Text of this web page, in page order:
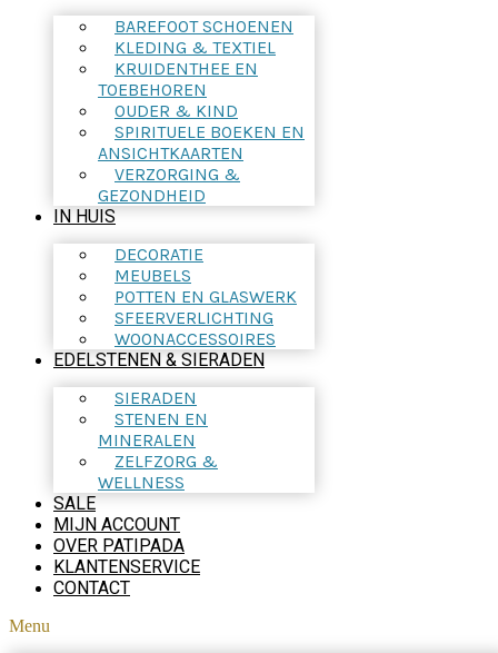
BAREFOOT SCHOENEN
KLEDING & TEXTIEL
KRUIDENTHEE EN
TOEBEHOREN
OUDER & KIND
SPIRITUELE BOEKEN EN
ANSICHTKAARTEN
VERZORGING &
GEZONDHEID
IN HUIS
DECORATIE
MEUBELS
POTTEN EN GLASWERK
SFEERVERLICHTING
WOONACCESSOIRES
EDELSTENEN & SIERADEN
SIERADEN
STENEN EN
MINERALEN
ZELFZORG &
WELLNESS
SALE
MIJN ACCOUNT
OVER PATIPADA
KLANTENSERVICE
CONTACT
Menu